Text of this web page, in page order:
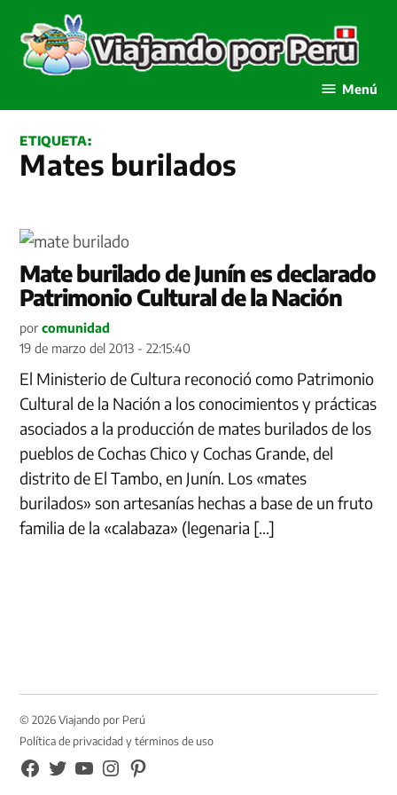
contenido
Menú
ETIQUETA:
Mates burilados
Mate burilado de Junín es declarado
Patrimonio Cultural de la Nación
por comunidad
19 de marzo del 2013 - 22:15:40
El Ministerio de Cultura reconoció como Patrimonio
Cultural de la Nación a los conocimientos y prácticas
asociados a la producción de mates burilados de los
pueblos de Cochas Chico y Cochas Grande, del
distrito de El Tambo, en Junín. Los «mates
burilados» son artesanías hechas a base de un fruto
familia de la «calabaza» (legenaria […]
© 2026 Viajando por Perú
Política de privacidad y términos de uso
FB
TW YouTubeInstagramPinterest